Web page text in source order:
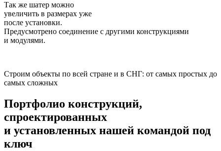
Так же шатер можно
увеличить в размерах уже
после установки.
Предусмотрено соединение с другими конструкциями
и модулями.
Строим объекты по всей стране и в СНГ: от самых простых до
самых сложных
Портфолио конструкций,
спроектированных
и установленных нашей командой под
ключ